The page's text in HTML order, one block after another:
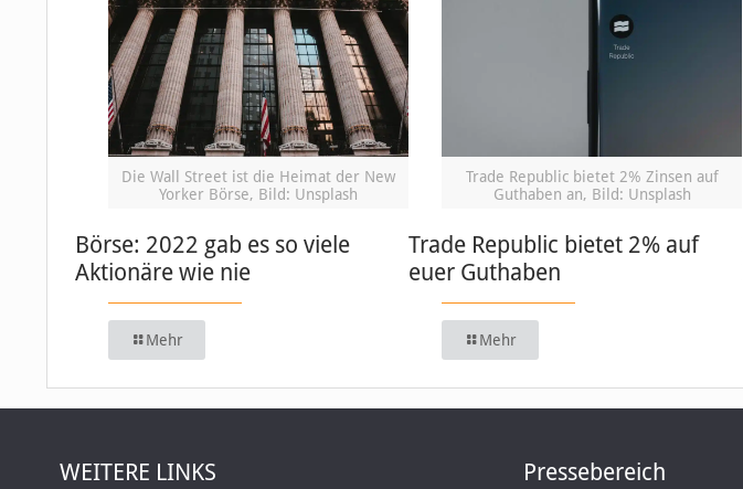
Die Wall Street ist die Heimat der New
Yorker Börse, Bild: Unsplash
Börse: 2022 gab es so viele
Aktionäre wie nie
Mehr
Trade Republic bietet 2% Zinsen auf
Guthaben an, Bild: Unsplash
Trade Republic bietet 2% auf
euer Guthaben
Mehr
WEITERE LINKS Pressebereich